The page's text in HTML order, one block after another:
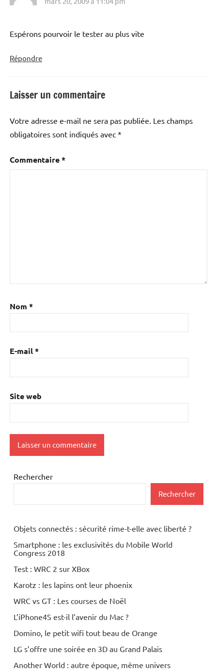
Espérons pourvoir le tester au plus vite
Répondre
Laisser un commentaire
Votre adresse e-mail ne sera pas publiée. Les champs
obligatoires sont indiqués avec *
Commentaire*
Nom *
E-mail*
Site web
Rechercher
Rechercher
Objets connectés : sécurité rime-t-elle avec liberté ?
Smartphone : les exclusivités du Mobile World
Congress 2018
Test : WRC 2 sur XBox
Karotz : les lapins ont leur phoenix
WRC vs GT : Les courses de Noël
L’iPhone4S est-il l’avenir du Mac ?
Domino, le petit wifi tout beau de Orange
LG s’offre une soirée en 3D au Grand Palais
Another World : autre époque, même univers